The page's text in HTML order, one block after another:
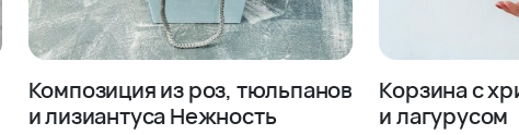
Композиция из роз, тюльпанов
и лизиантуса Нежность
Корзина с
и лагурусом